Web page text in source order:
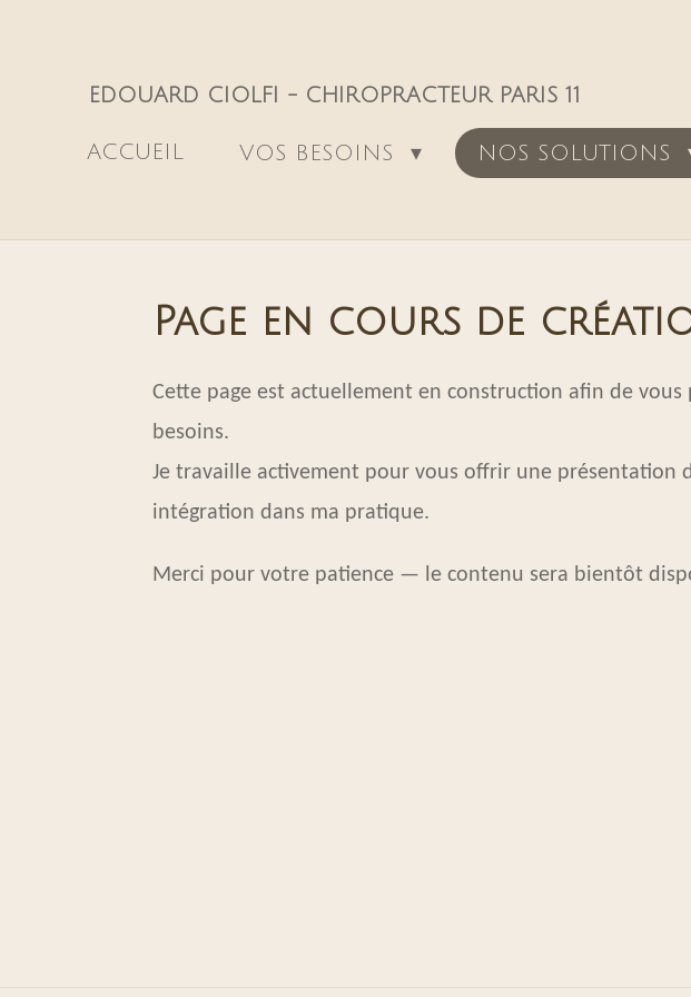
contenu
principal
EDOUARD CIOLFI - CHIROPRACTEUR PARIS 11
ACCUEIL VOS BESOINS NOS SOLUTIONS
Page en cours de
Cette page est actuellement en construction afin de
besoins.
Je travaille activement pour vous offrir une présentation
intégration dans ma pratique.
Merci pour votre patience — le contenu sera bientôt